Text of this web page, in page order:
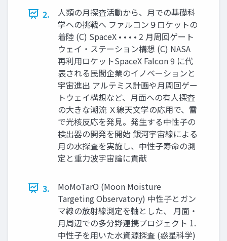
2.
人類の月探査活動から、月での基礎科
学への挑戦へ ファルコン９ロケットの
着陸 (C) SpaceX • • • • 2 月周回ゲート
ウェイ・ステーション構想 (C) NASA
再利用ロケットSpaceX Falcon 9 に代
表される民間企業のイノベーションと
宇宙進出 アルテミス計画や月周回ゲー
トウェイ構想など、月面への有人探査
の大きな潮流 Ｘ線天文学の応用で、雷
で光核反応を発見。発生する中性子の
検出器の開発を開始 銀河宇宙線による
月の水探査を実施し、中性子寿命の測
定と重力波宇宙論に貢献
3.
MoMoTarO (Moon Moisture
Targeting Observatory) 中性子とガン
マ線の放射線測定を軸とした、 月面・
月周辺での多分野連携プロジェクト 1.
中性子を用いた水資源探査 (惑星科学)